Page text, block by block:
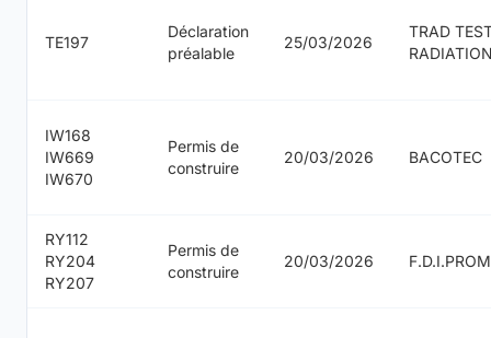
TE197
Déclaration
préalable
25/03/2026
TRAD
IW168
IW669
IW670
Permis de
construire
20/03/2026 BACOTEC
RY112
RY204
RY207
Permis de
construire
20/03/2026